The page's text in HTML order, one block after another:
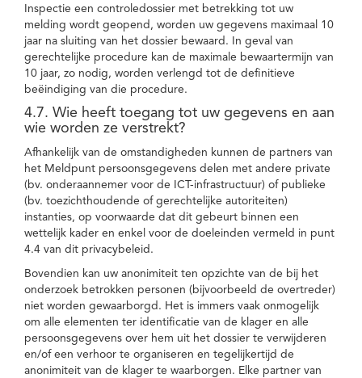
Inspectie een controledossier met betrekking tot uw
melding wordt geopend, worden uw gegevens maximaal 10
jaar na sluiting van het dossier bewaard. In geval van
gerechtelijke procedure kan de maximale bewaartermijn van
10 jaar, zo nodig, worden verlengd tot de definitieve
beëindiging van die procedure.
4.7. Wie heeft toegang tot uw gegevens en aan
wie worden ze verstrekt?
Afhankelijk van de omstandigheden kunnen de partners van
het Meldpunt persoonsgegevens delen met andere private
(bv. onderaannemer voor de ICT-infrastructuur) of publieke
(bv. toezichthoudende of gerechtelijke autoriteiten)
instanties, op voorwaarde dat dit gebeurt binnen een
wettelijk kader en enkel voor de doeleinden vermeld in punt
4.4 van dit privacybeleid.
Bovendien kan uw anonimiteit ten opzichte van de bij het
onderzoek betrokken personen (bijvoorbeeld de overtreder)
niet worden gewaarborgd. Het is immers vaak onmogelijk
om alle elementen ter identificatie van de klager en alle
persoonsgegevens over hem uit het dossier te verwijderen
en/of een verhoor te organiseren en tegelijkertijd de
anonimiteit van de klager te waarborgen. Elke partner van